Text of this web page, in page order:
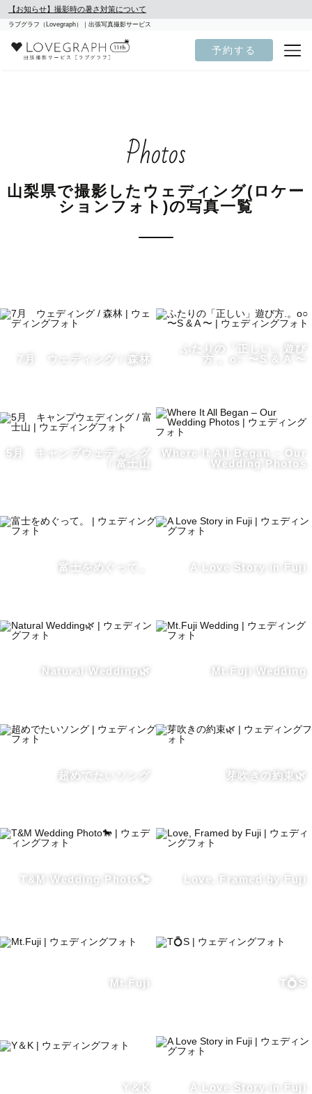
【お知らせ】撮影時の暑さ対策について
ラブグラフ（Lovegraph）｜出張写真撮影サービス
予約する
Photos
山梨県で撮影したウェディング(ロケー
ションフォト)の写真一覧
7月 ウェディング / 森林
ふたりの「正しい」遊び
方.。o○ 〜S & A 〜
5月 キャンプウェディング
/ 富士山
Where It All Began – Our
Wedding Photos
富士をめぐって。 A Love Story in Fuji
Natural Wedding🌿 Mt.Fuji Wedding
超めでたいソング 芽吹きの約束🌿
T&M Wedding Photo🐎 Love, Framed by Fuji
Mt.Fuji T💍S
Y＆K A Love Story in Fuji